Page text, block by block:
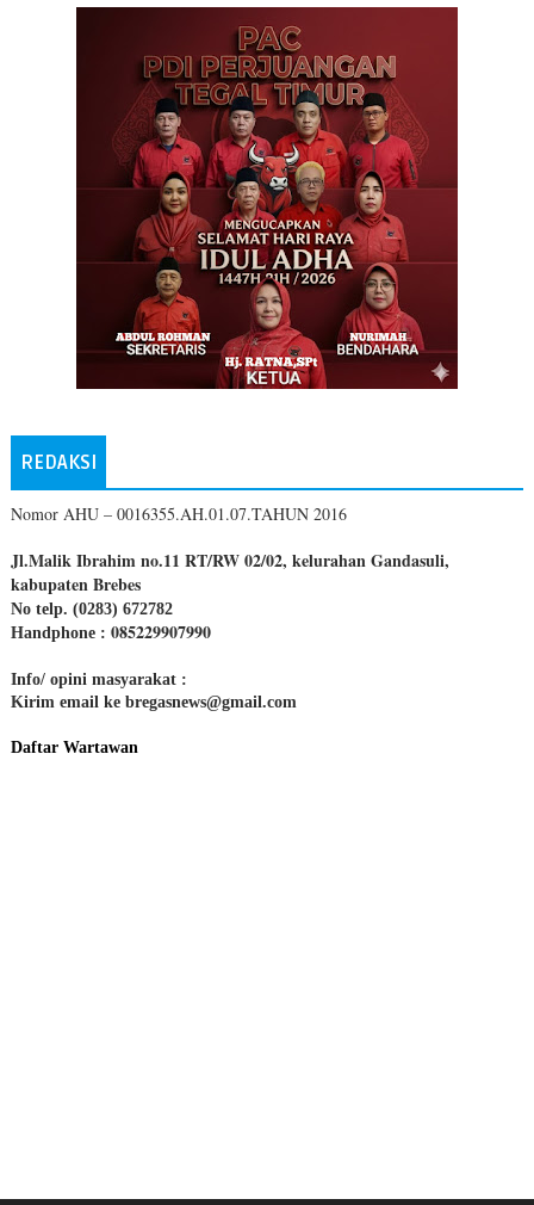
REDAKSI
Nomor AHU – 0016355.AH.01.07.TAHUN 2016
Jl.Malik Ibrahim no.11 RT/RW 02/02, kelurahan Gandasuli,
kabupaten Brebes
No telp. (0283) 672782
Handphone : 085229907990
Info/ opini masyarakat :
Kirim email ke bregasnews@gmail.com
Daftar Wartawan